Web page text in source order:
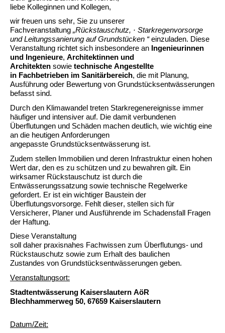
liebe Kolleginnen und Kollegen,
wir freuen uns sehr, Sie zu unserer
Fachveranstaltung „Rückstauschutz, · Starkregenvorsorge
und Leitungssanierung auf Grundstücken “einzuladen. Diese
Veranstaltung richtet sich insbesondere an Ingenieurinnen
und Ingenieure, Architektinnen und
Architekten sowie technische Angestellte
in Fachbetrieben im Sanitärbereich, die mit Planung,
Ausführung oder Bewertung von Grundstücksentwässerungen
befasst sind.
Durch den Klimawandel treten Starkregenereignisse immer
häufiger und intensiver auf. Die damit verbundenen
Überflutungen und Schäden machen deutlich, wie wichtig eine
an die heutigen Anforderungen
angepasste Grundstücksentwässerung ist.
Zudem stellen Immobilien und deren Infrastruktur einen hohen
Wert dar, den es zu schützen und zu bewahren gilt. Ein
wirksamer Rückstauschutz ist durch die
Entwässerungssatzung sowie technische Regelwerke
gefordert. Er ist ein wichtiger Baustein der
Überflutungsvorsorge. Fehlt dieser, stellen sich für
Versicherer, Planer und Ausführende im Schadensfall Fragen
der Haftung.
Diese Veranstaltung
soll daher praxisnahes Fachwissen zum Überflutungs- und
Rückstauschutz sowie zum Erhalt des baulichen
Zustandes von Grundstücksentwässerungen geben.
Veranstaltungsort:
Stadtentwässerung Kaiserslautern AöR
Blechhammerweg 50, 67659 Kaiserslautern
Datum/Zeit: